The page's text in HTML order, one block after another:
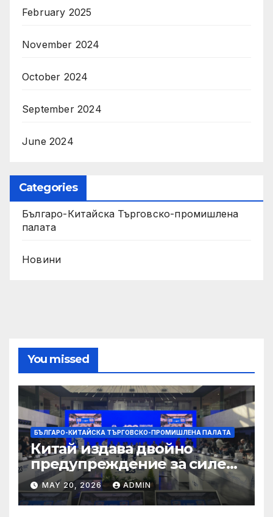
February 2025
November 2024
October 2024
September 2024
June 2024
Categories
Българо-Китайска Търговско-промишлена
палaта
Новини
You missed
БЪЛГАРО-КИТАЙСКА ТЪРГОВСКО-ПРОМИШЛЕНА ПАЛAТА
Китай издава двойно
предупреждение за силен
дъжд и пясъчни бури
MAY 20, 2026 ADMIN